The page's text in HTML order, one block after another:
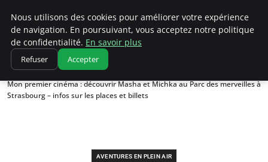
Correze Co
Accueil
Aventures en plein air
Mon premier cinéma : découvrir Masha et Michka au Parc des merveilles à
Strasbourg – infos sur les places et billets
AVENTURES EN PLEIN AIR
Nous utilisons des cookies pour améliorer votre expérience
de navigation. En poursuivant, vous acceptez notre politique
de confidentialité. En savoir plus
Refuser Accepter